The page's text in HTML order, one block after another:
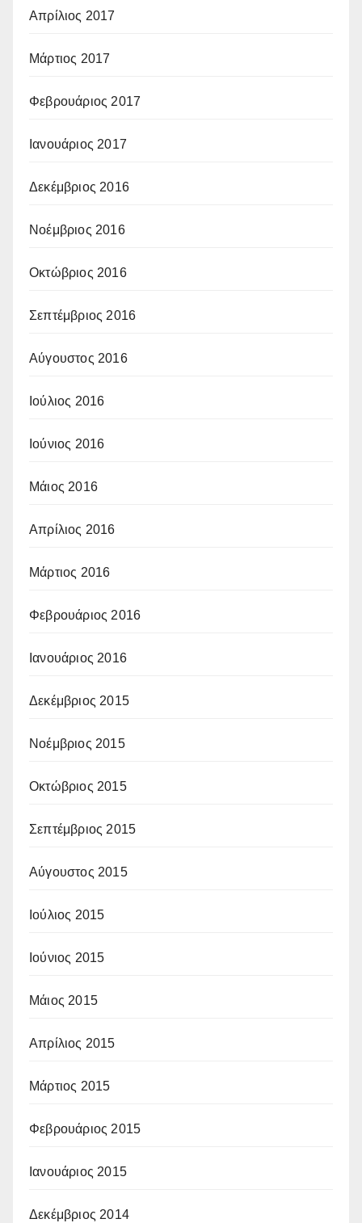
Απρίλιος 2017
Μάρτιος 2017
Φεβρουάριος 2017
Ιανουάριος 2017
Δεκέμβριος 2016
Νοέμβριος 2016
Οκτώβριος 2016
Σεπτέμβριος 2016
Αύγουστος 2016
Ιούλιος 2016
Ιούνιος 2016
Μάιος 2016
Απρίλιος 2016
Μάρτιος 2016
Φεβρουάριος 2016
Ιανουάριος 2016
Δεκέμβριος 2015
Νοέμβριος 2015
Οκτώβριος 2015
Σεπτέμβριος 2015
Αύγουστος 2015
Ιούλιος 2015
Ιούνιος 2015
Μάιος 2015
Απρίλιος 2015
Μάρτιος 2015
Φεβρουάριος 2015
Ιανουάριος 2015
Δεκέμβριος 2014